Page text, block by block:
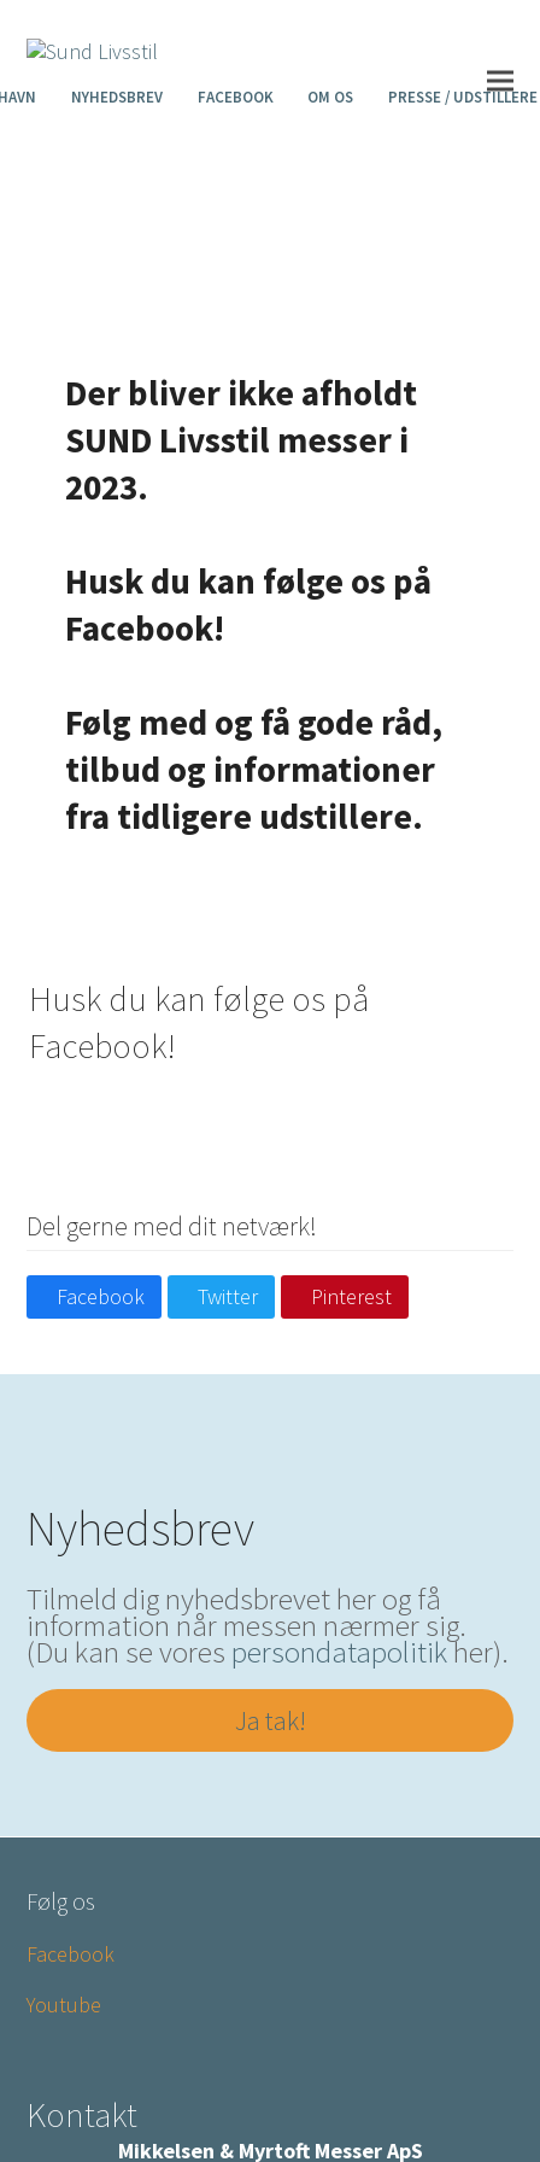
NYHEDSBREV FACEBOOK OM OS PRESSE / UDSTILLERE
Der bliver ikke afholdt
SUND Livsstil messer i
2023.
Husk du kan følge os på
Facebook!
Følg med og få gode råd,
tilbud og informationer
fra tidligere udstillere.
Husk du kan følge os på
Facebook!
Del gerne med dit netværk!
Facebook Twitter Pinterest
Nyhedsbrev
Tilmeld dig nyhedsbrevet her og få
information når messen nærmer sig.
(Du kan se vores persondatapolitikher).
Ja tak!
Følg os
Facebook
Youtube
Kontakt
Mikkelsen & Myrtoft Messer ApS